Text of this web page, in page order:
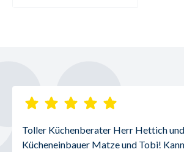
Toller Küchenberater Herr Hettich
Kücheneinbauer Matze und Tobi!